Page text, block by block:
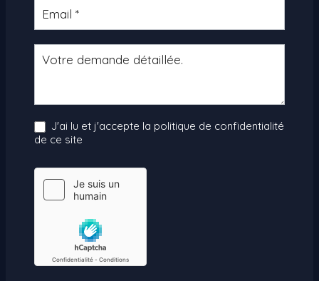
J'ai lu et j'accepte la politique de confidentialité
de ce site